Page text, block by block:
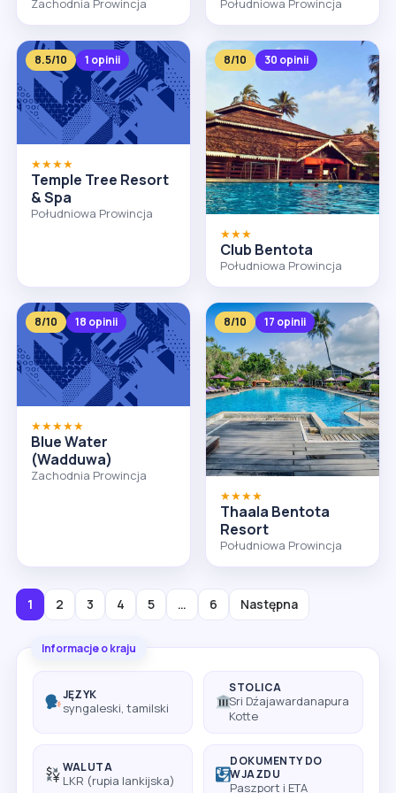
Zachodnia Prowincja Południowa Prowincja
8.5/10 1 opinii
★★★★
Temple Tree Resort
& Spa
Południowa Prowincja
8/10 30 opinii
★★★
Club Bentota
Południowa Prowincja
8/10 18 opinii
★★★★★
Blue Water
(Wadduwa)
Zachodnia Prowincja
8/10 17 opinii
★★★★
Thaala Bentota
Resort
Południowa Prowincja
1 2 3 4 5 … 6 Następna
Informacje o kraju
JĘZYK
syngaleski, tamilski
STOLICA
Sri Dźajawardanapura
Kotte
WALUTA
LKR (rupia lankijska)
DOKUMENTY DO
WJAZDU
Paszport i ETA